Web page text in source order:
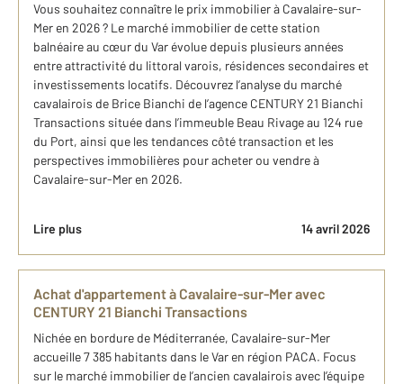
Vous souhaitez connaître le prix immobilier à Cavalaire-sur-
Mer en 2026 ? Le marché immobilier de cette station
balnéaire au cœur du Var évolue depuis plusieurs années
entre attractivité du littoral varois, résidences secondaires et
investissements locatifs. Découvrez l’analyse du marché
cavalairois de Brice Bianchi de l’agence CENTURY 21 Bianchi
Transactions située dans l’immeuble Beau Rivage au 124 rue
du Port, ainsi que les tendances côté transaction et les
perspectives immobilières pour acheter ou vendre à
Cavalaire-sur-Mer en 2026.
Lire plus 14 avril 2026
Achat d'appartement à Cavalaire-sur-Mer avec
CENTURY 21 Bianchi Transactions
Nichée en bordure de Méditerranée, Cavalaire-sur-Mer
accueille 7 385 habitants dans le Var en région PACA. Focus
sur le marché immobilier de l’ancien cavalairois avec l’équipe